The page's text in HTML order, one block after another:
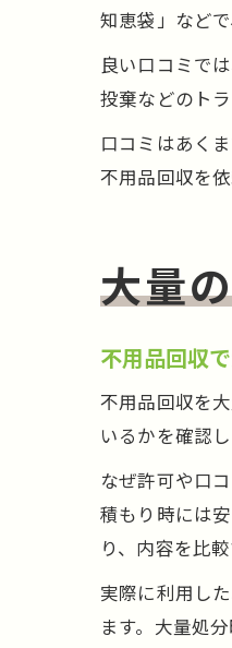
知恵袋」など
良い口コミで
投棄などのト
口コミはあく
不用品回収を
大量
不用品回収
不用品回収を
いるかを確認
なぜ許可や口
積もり時には
り、内容を比
実際に利用し
ます。大量処